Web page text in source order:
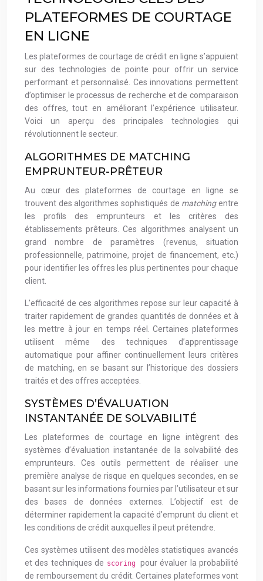
PLATEFORMES DE COURTAGE
EN LIGNE
Les plateformes de courtage de crédit en ligne s’appuient
sur des technologies de pointe pour offrir un service
performant et personnalisé. Ces innovations permettent
d’optimiser le processus de recherche et de comparaison
des offres, tout en améliorant l’expérience utilisateur.
Voici un aperçu des principales technologies qui
révolutionnent le secteur.
ALGORITHMES DE MATCHING
EMPRUNTEUR-PRÊTEUR
Au cœur des plateformes de courtage en ligne se
trouvent des algorithmes sophistiqués de matchingentre
les profils des emprunteurs et les critères des
établissements prêteurs. Ces algorithmes analysent un
grand nombre de paramètres (revenus, situation
professionnelle, patrimoine, projet de financement, etc.)
pour identifier les offres les plus pertinentes pour chaque
client.
L’efficacité de ces algorithmes repose sur leur capacité à
traiter rapidement de grandes quantités de données et à
les mettre à jour en temps réel. Certaines plateformes
utilisent même des techniques d’apprentissage
automatique pour affiner continuellement leurs critères
de matching, en se basant sur l’historique des dossiers
traités et des offres acceptées.
SYSTÈMES D’ÉVALUATION
INSTANTANÉE DE SOLVABILITÉ
Les plateformes de courtage en ligne intègrent des
systèmes d’évaluation instantanée de la solvabilité des
emprunteurs. Ces outils permettent de réaliser une
première analyse de risque en quelques secondes, en se
basant sur les informations fournies par l’utilisateur et sur
des bases de données externes. L’objectif est de
déterminer rapidement la capacité d’emprunt du client et
les conditions de crédit auxquelles il peut prétendre.
Ces systèmes utilisent des modèles statistiques avancés
et des techniques de scoring pour évaluer la probabilité
de remboursement du crédit. Certaines plateformes vont